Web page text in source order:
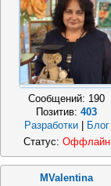
Сообщений: 190
Позитив:403
Разработки
Блог
Статус: Оффлайн
MValentina